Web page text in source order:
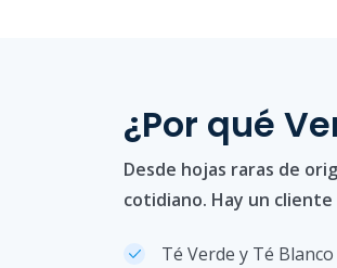
¿Por qué
Desde hojas raras de
cotidiano. Hay un
Té Verde y Té Blanco